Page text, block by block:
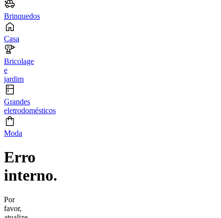
Brinquedos
Casa
Bricolage
e
jardim
Grandes
eletrodomésticos
Moda
Erro
interno.
Por
favor,